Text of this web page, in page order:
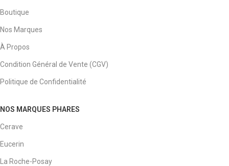
Boutique
Nos Marques
À Propos
Condition Général de Vente (CGV)
Politique de Confidentialité
NOS MARQUES PHARES
Cerave
Eucerin
La Roche-Posay